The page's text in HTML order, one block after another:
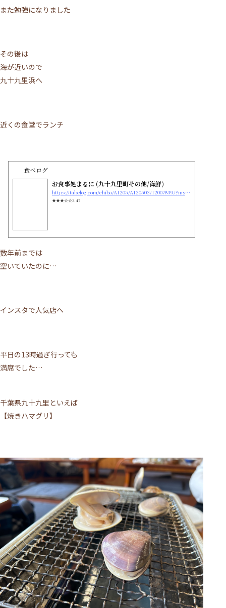
施術について
サロンについて
メニュー
ご利用の流れ
トップページ
VOICE MEDIA
また勉強になりました
その後は
海が近いので
九十九里浜へ
近くの食堂でランチ
食べログ
お食事処まるに (九十九里町その他/海鮮)
https://tabelog.com/chiba/A1205/A120503/12007839/?msockid=0f43f218742764490a3ae7db755d653f
★★★☆☆3.47
数年前までは
空いていたのに…
インスタで人気店へ
平日の13時過ぎ行っても
満席でした…
千葉県九十九里といえば
【焼きハマグリ】